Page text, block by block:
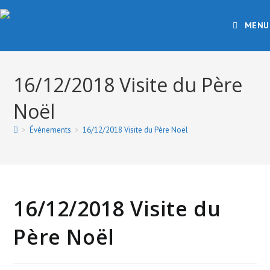
Skip
to
MENU
16/12/2018 Visite du Père
Noël
> Évènements > 16/12/2018 Visite du Père Noël
16/12/2018 Visite du
Père Noël